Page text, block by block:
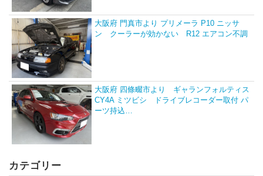
大阪府 門真市より プリメーラ P10 ニッサ
ン クーラーが効かない R12 エアコン不調
大阪府 四條畷市より ギャランフォルティス
CY4A ミツビシ ドライブレコーダー取付 パ
ーツ持込…
カテゴリー